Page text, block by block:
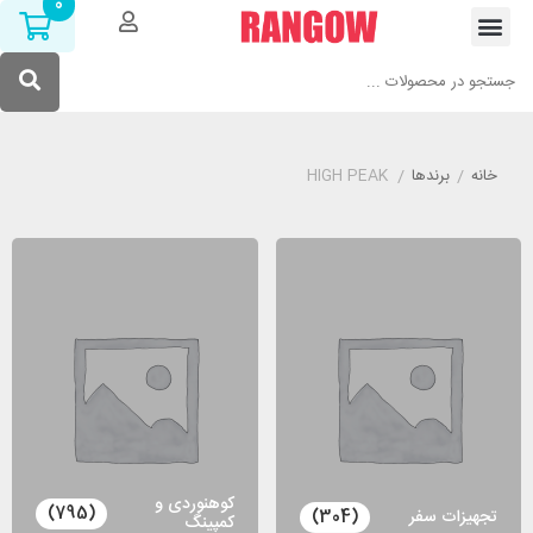
خانه/ برندها/
HIGH PEAK
تجهیزات سفر (304) کوهنوردی و
کمپینگ (795)